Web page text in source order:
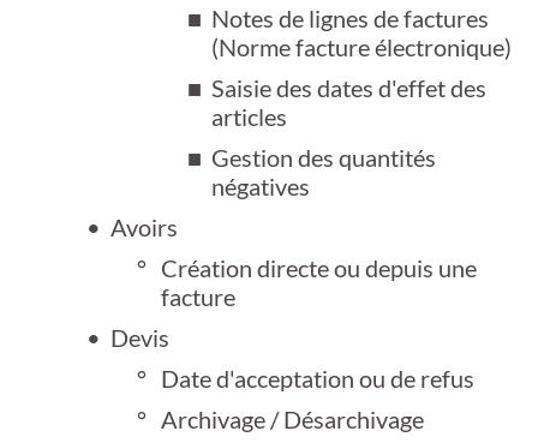
Notes de lignes de factures
(Norme facture électronique)
Saisie des dates d'effet des
articles
Gestion des quantités
négatives
Avoirs
Création directe ou depuis une
facture
Devis
Date d'acceptation ou de refus
Archivage / Désarchivage